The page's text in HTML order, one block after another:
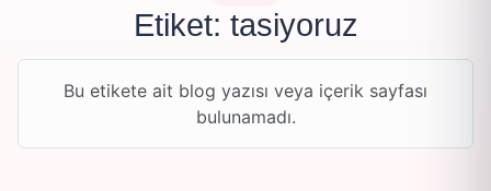
Etiket: tasiyoruz
Bu etikete ait blog yazısı veya içerik sayfası
bulunamadı.